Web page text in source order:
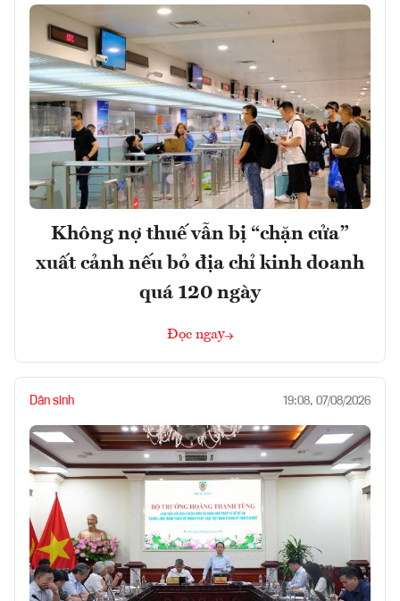
Không nợ thuế vẫn bị “chặn cửa”
xuất cảnh nếu bỏ địa chỉ kinh doanh
quá 120 ngày
Đọc ngay
Dân sinh 19:08, 07/08/2026